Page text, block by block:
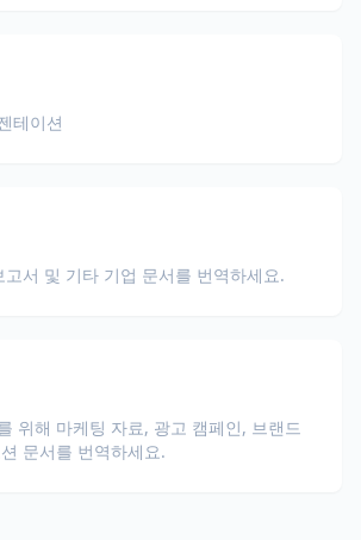
테이션
서 및 기타 기업 문서를 번역하세요.
위해 마케팅 자료, 광고 캠페인, 브랜드
문서를 번역하세요.